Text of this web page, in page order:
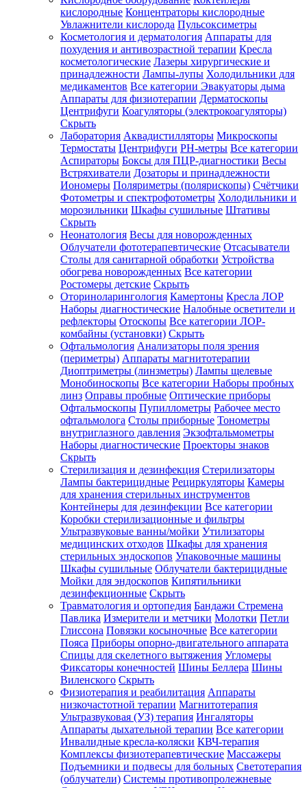
Зарегистрироваться
Зачем
регистрироваться?
Все
покупки
одном
месте
Личный
менеджер
Отслеживание
статуса
заказа
кислородные Концентраторы кислородные
Увлажнители кислорода Пульсоксиметры
Косметология и дерматология Аппараты для
похудения и антивозрастной терапии Кресла
косметологические Лазеры хирургические и
принадлежности Лампы-лупы Холодильники для
медикаментов Все категории Эвакуаторы дыма
Аппараты для физиотерапии Дерматоскопы
Центрифуги Коагуляторы (электрокоагуляторы)
Скрыть
Лаборатория Аквадистилляторы Микроскопы
Термостаты Центрифуги PH-метры Все категории
Аспираторы Боксы для ПЦР-диагностики Весы
Встряхиватели Дозаторы и принадлежности
Иономеры Поляриметры (полярископы) Счётчики
Фотометры и спектрофотометры Холодильники и
морозильники Шкафы сушильные Штативы
Скрыть
Неонатология Весы для новорожденных
Облучатели фототерапевтические Отсасыватели
Столы для санитарной обработки Устройства
обогрева новорожденных Все категории
Ростомеры детские Скрыть
Оториноларингология Камертоны Кресла ЛОР
Наборы диагностические Налобные осветители и
рефлекторы Отоскопы Все категории ЛОР-
комбайны (установки) Скрыть
Офтальмология Анализаторы поля зрения
(периметры) Аппараты магнитотерапии
Диоптриметры (линзметры) Лампы щелевые
Монобиноскопы Все категории Наборы пробных
линз Оправы пробные Оптические приборы
Офтальмоскопы Пупиллометры Рабочее место
офтальмолога Столы приборные Тонометры
внутриглазного давления Экзофтальмометры
Наборы диагностические Проекторы знаков
Скрыть
Стерилизация и дезинфекция Стерилизаторы
Лампы бактерицидные Рециркуляторы Камеры
для хранения стерильных инструментов
Контейнеры для дезинфекции Все категории
Коробки стерилизационные и фильтры
Ультразвуковые ванны/мойки Утилизаторы
медицинских отходов Шкафы для хранения
стерильных эндоскопов Упаковочные машины
Шкафы сушильные Облучатели бактерицидные
Мойки для эндоскопов Кипятильники
дезинфекционные Скрыть
Травматология и ортопедия Бандажи Стремена
Павлика Измерители и метчики Молотки Петли
Глиссона Повязки косыночные Все категории
Пояса Приборы опорно-двигательного аппарата
Спицы для скелетного вытяжения Угломеры
Фиксаторы конечностей Шины Беллера Шины
Виленского Скрыть
Физиотерапия и реабилитация Аппараты
низкочастотной терапии Магнитотерапия
Ультразвуковая (УЗ) терапия Ингаляторы
Аппараты дыхательной терапии Все категории
Инвалидные кресла-коляски КВЧ-терапия
Комплексы физиотерапевтические Массажеры
Подъемники и подвесы для больных Светотерапия
(облучатели) Системы противопролежневые